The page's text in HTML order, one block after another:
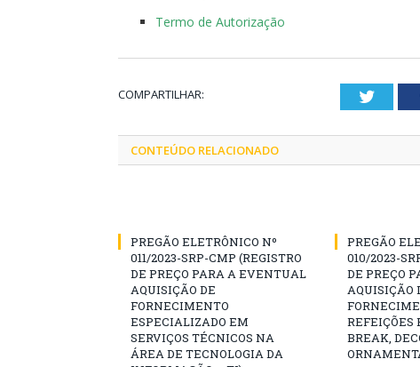
Termo de Autorização
COMPARTILHAR:
CONTEÚDO RELACIONADO
PREGÃO ELETRÔNICO Nº
011/2023-SRP-CMP (REGISTRO
DE PREÇO PARA A EVENTUAL
AQUISIÇÃO DE
FORNECIMENTO
ESPECIALIZADO EM
SERVIÇOS TÉCNICOS NA
ÁREA DE TECNOLOGIA DA
PREGÃO
010/2023-
DE PREÇO
AQUISIÇÃO
REFEIÇÕES
BREAK,